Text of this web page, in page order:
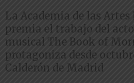
La Academia de las Artes
premia el trabajo del
musical The Book of
protagoniza desde
Calderón de Madrid